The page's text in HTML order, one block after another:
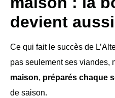
devient
Ce qui fait le succès de
pas seulement ses viandes,
maison, préparés chaque
de saison.